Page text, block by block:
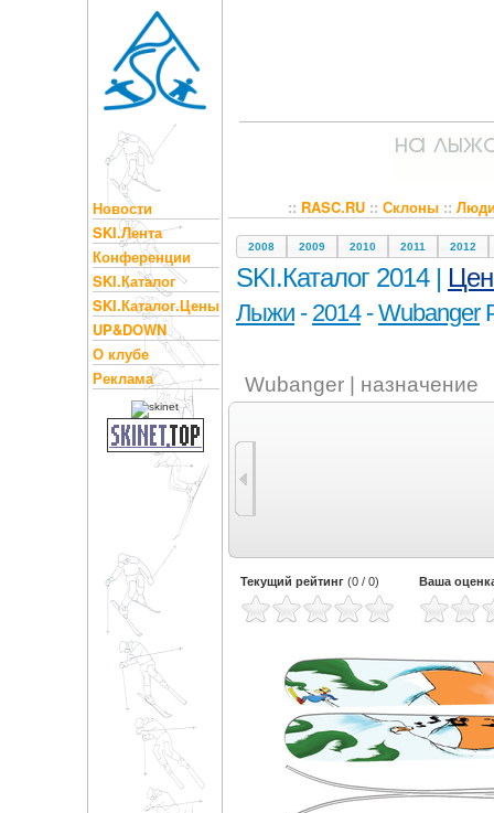
Новости
SKI.Лента
Конференции
SKI.Каталог
SKI.Каталог.Цены
UP&DOWN
О клубе
Реклама
:: RASC.RU:: Склоны::
2008 2009 2010 2011 2012
SKI.Каталог 2014 |
Лыжи - 2014-Wubanger
Wubanger | назначение
Текущий рейтинг (0 / 0) Ваша